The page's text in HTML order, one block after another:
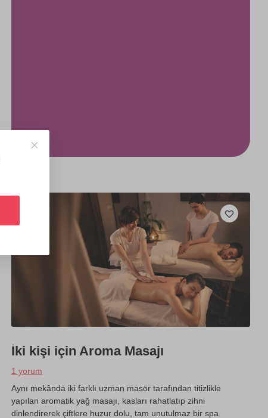
İki kişi için Aroma Masajı
1 yorum
Aynı mekânda iki farklı uzman masör tarafından titizlikle
yapılan aromatik yağ masajı, kasları rahatlatıp zihni
dinlendirerek çiftlere huzur dolu, tam unutulmaz bir spa